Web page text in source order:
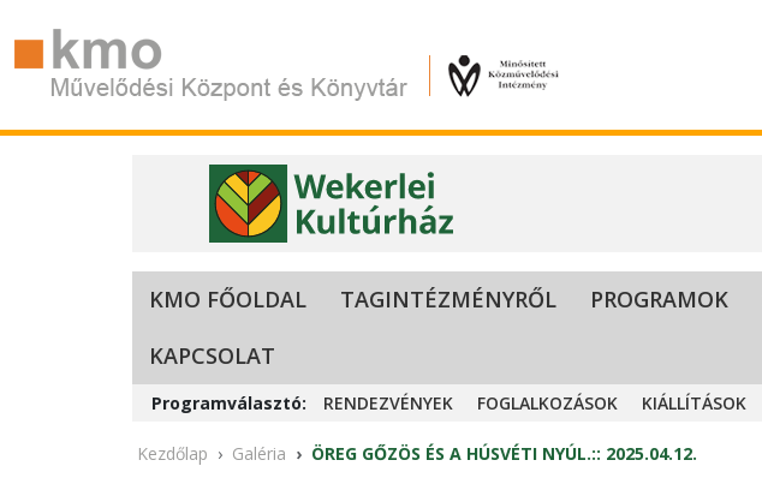
KMO FŐOLDAL TAGINTÉZMÉNYRŐL PROGRAMOK
KAPCSOLAT
Programválasztó: RENDEZVÉNYEK FOGLALKOZÁSOK KIÁLLÍTÁSOK
Kezdőlap Galéria ÖREG GŐZÖS ÉS A HÚSVÉTI NYÚL.:: 2025.04.12.